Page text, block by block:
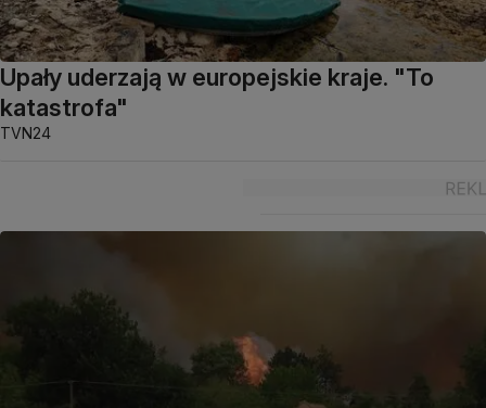
Upały uderzają w europejskie kraje. "To
katastrofa"
TVN24